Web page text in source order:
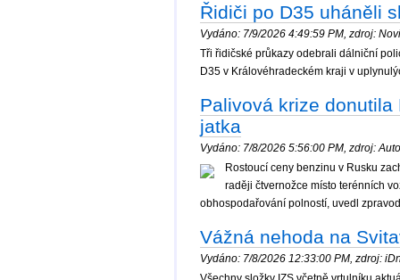
Řidiči po D35 uháněli
Vydáno: 7/9/2026 4:49:59 PM, zdroj:
Tři řidičské průkazy odebrali dálniční
D35 v Královéhradeckém kraji v
Palivová krize
jatka
Vydáno: 7/8/2026 5:56:00 PM, zdroj:
Rostoucí ceny benzinu v Rusku
raději čtvernožce místo terénních
obhospodařování polností, uvedl
Vážná nehoda na
Vydáno: 7/8/2026 12:33:00 PM, zdroj: